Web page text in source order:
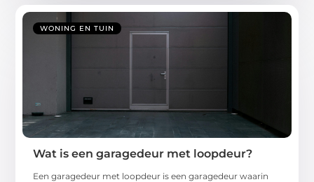
WONING EN TUIN
Wat is een garagedeur met loopdeur?
Een garagedeur met loopdeur is een garagedeur waarin